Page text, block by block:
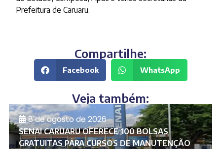
Prefeitura de Caruaru.
Compartilhe:
Facebook WhatsApp
Veja também:
8 de agosto de 2026
SENAI CARUARU OFERECE 100 BOLSAS
GRATUITAS PARA CURSOS DE MANUTENÇÃO